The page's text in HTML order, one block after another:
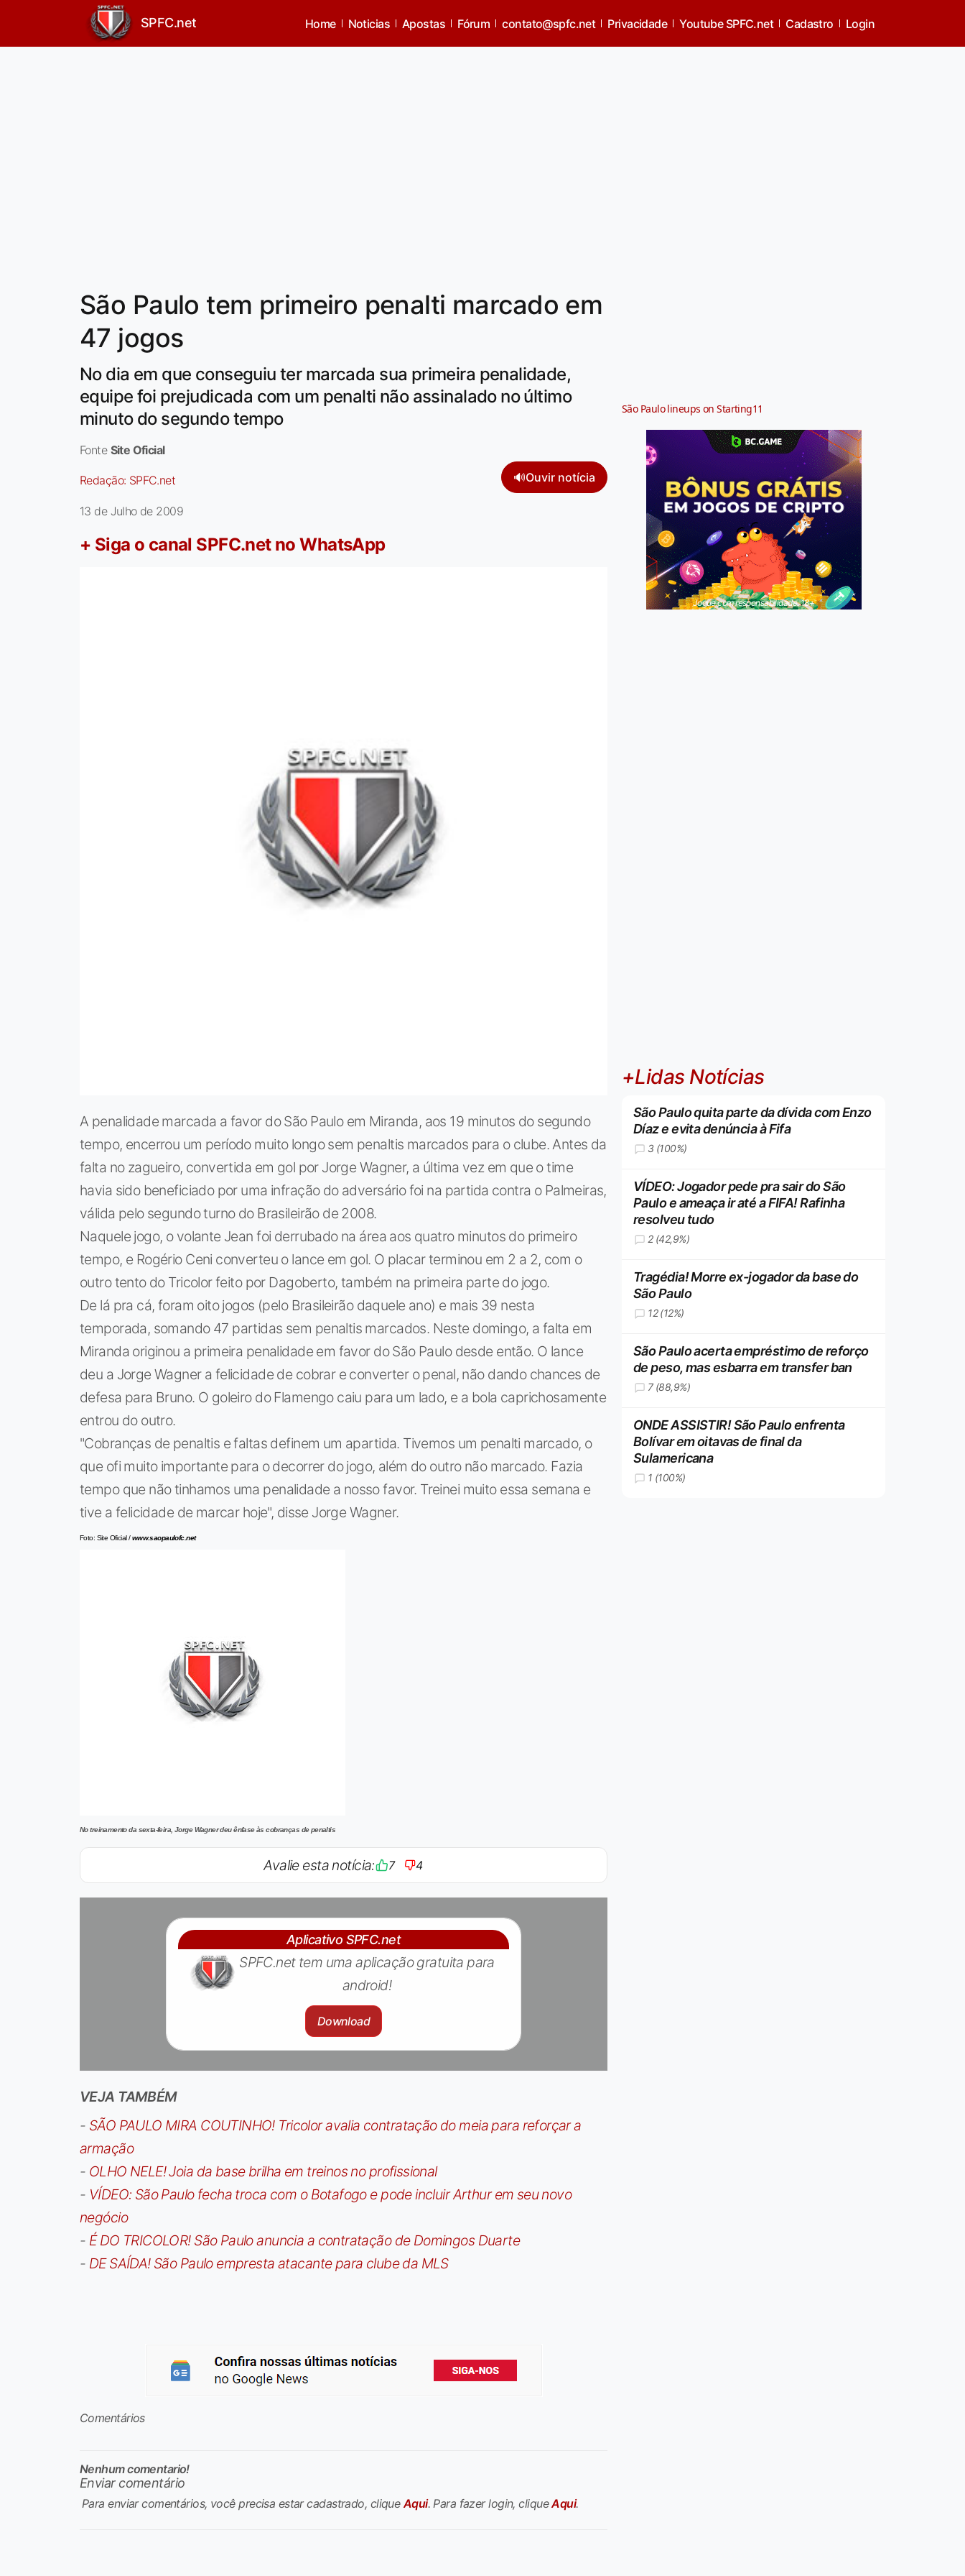
SPFC.net Home Noticias Apostas Fórum contato@spfc.net Privacidade Youtube SPFC.net Cadastro Login
São Paulo tem primeiro penalti marcado em
47 jogos
No dia em que conseguiu ter marcada sua primeira penalidade,
equipe foi prejudicada com um penalti não assinalado no último
minuto do segundo tempo
Fonte Site Oficial
Redação: SPFC.net 🔊Ouvir notícia
13 de Julho de 2009
+ Siga o canal SPFC.net no WhatsApp
A penalidade marcada a favor do São Paulo em Miranda, aos 19 minutos do segundo
tempo, encerrou um período muito longo sem penaltis marcados para o clube. Antes da
falta no zagueiro, convertida em gol por Jorge Wagner, a última vez em que o time
havia sido beneficiado por uma infração do adversário foi na partida contra o Palmeiras,
válida pelo segundo turno do Brasileirão de 2008.
Naquele jogo, o volante Jean foi derrubado na área aos quatro minutos do primeiro
tempo, e Rogério Ceni converteu o lance em gol. O placar terminou em 2 a 2, com o
outro tento do Tricolor feito por Dagoberto, também na primeira parte do jogo.
De lá pra cá, foram oito jogos (pelo Brasileirão daquele ano) e mais 39 nesta
temporada, somando 47 partidas sem penaltis marcados. Neste domingo, a falta em
Miranda originou a primeira penalidade em favor do São Paulo desde então. O lance
deu a Jorge Wagner a felicidade de cobrar e converter o penal, não dando chances de
defesa para Bruno. O goleiro do Flamengo caiu para um lado, e a bola caprichosamente
entrou do outro.
"Cobranças de penaltis e faltas definem um apartida. Tivemos um penalti marcado, o
que ofi muito importante para o decorrer do jogo, além do outro não marcado. Fazia
tempo que não tinhamos uma penalidade a nosso favor. Treinei muito essa semana e
tive a felicidade de marcar hoje", disse Jorge Wagner.
Foto: Site Oficial /www.saopaulofc.net
No treinamento da sexta-feira, Jorge Wagner deu ênfase às cobranças de penaltis
Avalie esta notícia: 7 4
Aplicativo SPFC.net
SPFC.net tem uma aplicação gratuita para
android!
Download
VEJA TAMBÉM
- SÃO PAULO MIRA COUTINHO! Tricolor avalia contratação do meia para reforçar a
armação
- OLHO NELE! Joia da base brilha em treinos no profissional
- VÍDEO: São Paulo fecha troca com o Botafogo e pode incluir Arthur em seu novo
negócio
- É DO TRICOLOR! São Paulo anuncia a contratação de Domingos Duarte
- DE SAÍDA! São Paulo empresta atacante para clube da MLS
Comentários
Nenhum comentario!
Enviar comentário
Para enviar comentários, você precisa estar cadastrado, cliqueAqui. Para fazer login, cliqueAqui.
São Paulo lineups on Starting11
Jogue com responsabilidade. 18+
+Lidas Notícias
São Paulo quita parte da dívida com Enzo
Díaz e evita denúncia à Fifa
3 (100%)
VÍDEO: Jogador pede pra sair do São
Paulo e ameaça ir até a FIFA! Rafinha
resolveu tudo
2 (42,9%)
Tragédia! Morre ex-jogador da base do
São Paulo
12 (12%)
São Paulo acerta empréstimo de reforço
de peso, mas esbarra em transfer ban
7 (88,9%)
ONDE ASSISTIR! São Paulo enfrenta
Bolívar em oitavas de final da
Sulamericana
1 (100%)